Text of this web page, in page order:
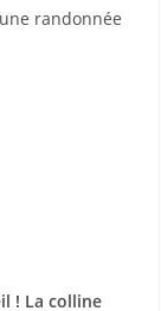
randonnée
! La colline